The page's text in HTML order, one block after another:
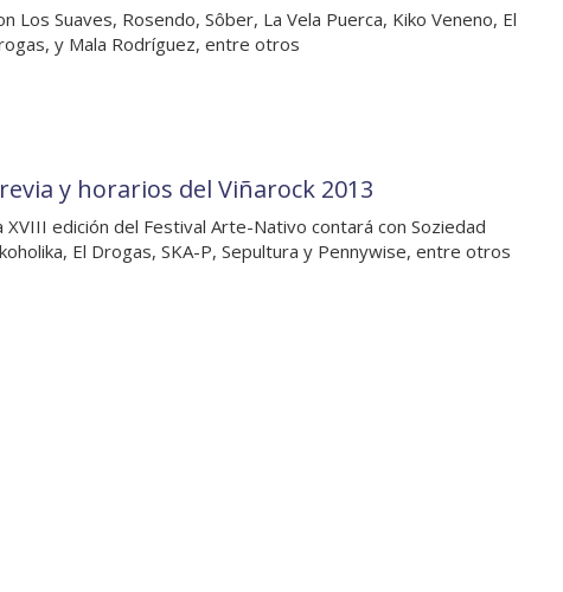
Los Suaves, Rosendo, Sôber, La Vela Puerca, Kiko Veneno, El
y Mala Rodríguez, entre otros
y horarios del Viñarock 2013
XVIII edición del Festival Arte-Nativo contará con Soziedad
El Drogas, SKA-P, Sepultura y Pennywise, entre otros